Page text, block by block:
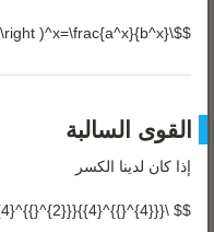
$$\left ( \frac{a}{b} \right )^x=\frac{a^x}{b^x}$$
القوى السالبة
إذا كان لدينا الكسر
$$ \frac{{4}^{{}^{2}}}{{4}^{{}^{4}}}$$